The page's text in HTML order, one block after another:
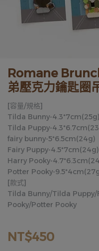
Romane
弟壓克力鑰匙圈
[容量/規格]
Tilda Bunny-4.3*7cm(25g)
Tilda Puppy-
fairy bunny-5*6.5cm(24g)
Fairy Puppy-4.5*7cm(24g)
Harry Pooky-
Potter Pooky-
[款式]
Tilda Bunny/Tilda Puppy/
Pooky/Potter Pooky
NT$450